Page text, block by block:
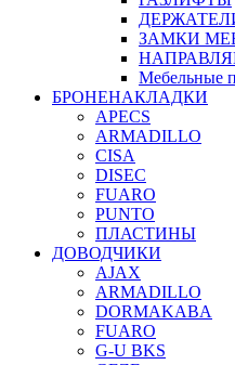
ЗАМКИ
Мебельные
БРОНЕНАКЛАДКИ
APECS
ARMADILLO
CISA
DISEC
FUARO
PUNTO
ПЛАСТИНЫ
ДОВОДЧИКИ
AJAX
ARMADILLO
DORMAKABA
FUARO
G-U BKS